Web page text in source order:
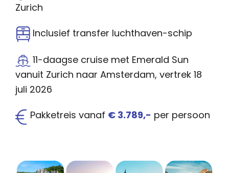
Zurich
Inclusief transfer luchthaven-schip
11-daagse cruise met Emerald Sun
vanuit Zurich naar Amsterdam, vertrek 18
juli 2026
Pakketreis vanaf € 3.789,- per persoon